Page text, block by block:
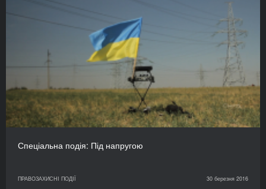
Спеціальна подія: Під напругою
ПРАВОЗАХИСНІ ПОДІЇ 30 березня 2016